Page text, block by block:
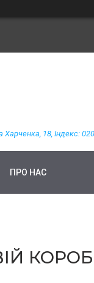
Харченка, 18, Індекс:
ПРО НАС